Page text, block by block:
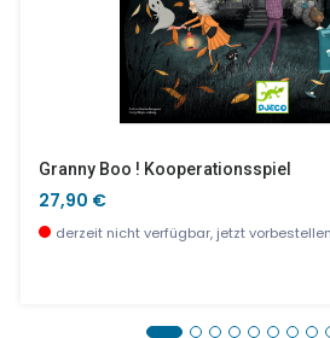
Granny Boo ! Kooperationsspiel
27,90 €
derzeit nicht verfügbar, jetzt vorbestellen